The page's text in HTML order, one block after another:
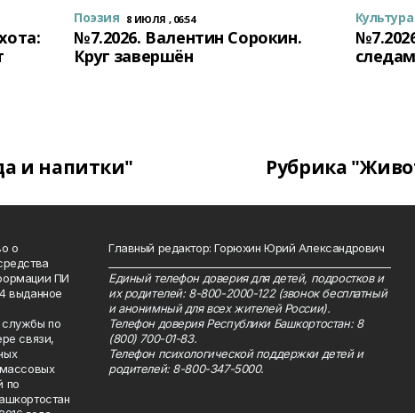
Поэзия 8 ИЮЛЯ , 06:54
№7.2026. Валентин Сорокин.
Круг завершён
Культура
и напитки" Рубрика
о
ПИ
выданное
по
связи,
по
Главный редактор: Горюхин Юрий Александрович
Единый телефон доверия для детей, подростков и
их родителей: 8-800-2000-122 (звонок бесплатный
и анонимный для всех жителей России).
Телефон доверия Республики Башкортостан: 8
(800) 700-01-83.
Телефон психологической поддержки детей и
родителей: 8-800-347-5000.